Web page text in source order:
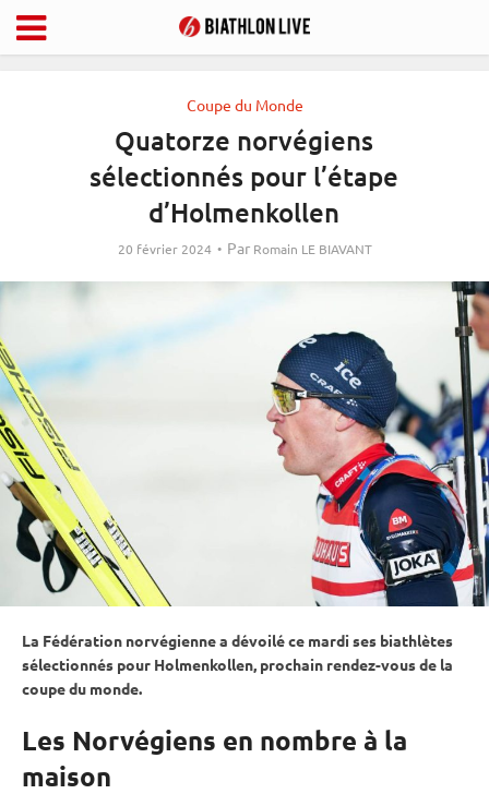
Coupe du Monde
Quatorze norvégiens
sélectionnés pour l’étape
d’Holmenkollen
20 février 2024 Par Romain LE BIAVANT
La Fédération norvégienne a dévoilé ce mardi ses biathlètes
sélectionnés pour Holmenkollen , prochain rendez-vous de la
coupe du monde.
Les Norvégiens en nombre à la
maison